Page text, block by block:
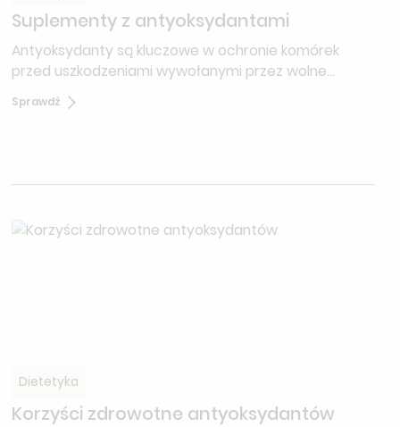
Suplementy z antyoksydantami
Antyoksydanty są kluczowe w ochronie komórek
przed uszkodzeniami wywołanymi przez wolne
Sprawdź
Dietetyka
Korzyści zdrowotne antyoksydantów